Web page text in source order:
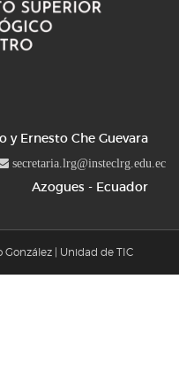
y Ernesto Che Guevara
secretaria.lrg@insteclrg.edu.ec
Azogues - Ecuador
| Unidad de TIC